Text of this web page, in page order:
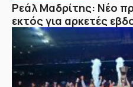
Ρεάλ Μαδρίτης: Νέο
εκτός για αρκετές